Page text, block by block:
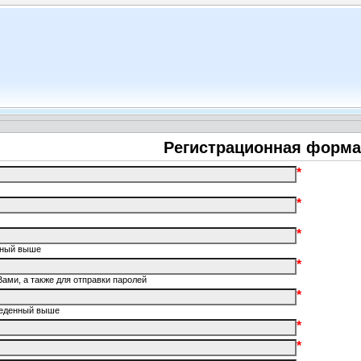
Регистрационная форма
*
*
*
выше
*
а также для отправки паролей
*
выше
*
*